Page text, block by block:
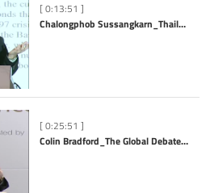
[ 0:13:51 ]
Chalongphob Sussangkarn_Thailand’s Growth Restructuring and Roles of Development Partners
[ 0:25:51 ]
Colin Bradford_The Global Debate on Economic Models for Dynamic Development